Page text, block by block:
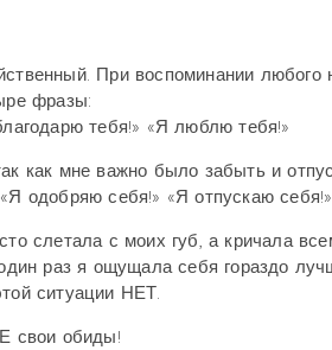
При воспоминании любого
фразы:
тебя!» «Я люблю тебя!»
как мне важно было забыть и
одобряю себя!» «Я отпускаю
слетала с моих губ, а кричала
раз я ощущала себя гораздо
ситуации НЕТ.
свои обиды!